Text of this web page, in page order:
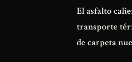
El asfalto
transporte
de carpeta